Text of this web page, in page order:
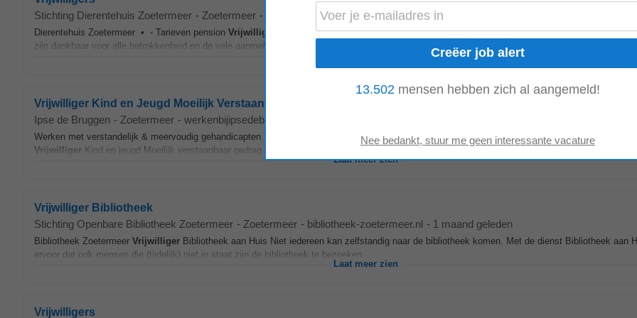
Stichting Dierentehuis Zoetermeer - Zoetermeer - dierentehuiszoetermeer.nl - 1 week geleden
Dierentehuis Zoetermeer • - Tarieven pension Vrijwilligers
Vanwege de drukte in het hoogseizoen hebben we op dit moment een tijdelijke
zijn dankbaar voor alle betrokkenheid en de vele aanmeldingen, maar wij kunnen tijdens...
Vrijwilliger Kind en Jeugd Moeilijk Verstaanbaar Gedrag
Ipse de Bruggen - Zoetermeer - werkenbijipsedebruggen.nl
Werken met verstandelijk & meervoudig gehandicapten Jij bent nodig bij Ipse de Bruggen Hieronder vind je een overzicht van al onze Stagiair
Vrijwilliger Kind en jeugd Moeilijk verstaanbaar gedrag Ouderen Visuele...
Laat meer zien
Vrijwilliger Bibliotheek
Stichting Openbare Bibliotheek Zoetermeer - Zoetermeer - bibliotheek-zoetermeer.nl - 1 maand geleden
Bibliotheek Zoetermeer Vrijwilliger Bibliotheek aan Huis Niet iedereen kan zelfstandig naar de bibliotheek komen. Met de dienst Bibliotheek aan
ervoor dat ook mensen die (tijdelijk) niet in staat zijn de bibliotheek te bezoeken...
Laat meer zien
Vrijwilligers
13.502 mensen hebben zich al aangemeld!